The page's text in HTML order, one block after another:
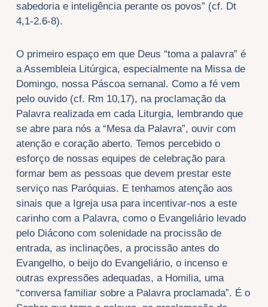
sabedoria e inteligência perante os povos” (cf. Dt
4,1-2.6-8).
O primeiro espaço em que Deus “toma a palavra” é
a Assembleia Litúrgica, especialmente na Missa de
Domingo, nossa Páscoa semanal. Como a fé vem
pelo ouvido (cf. Rm 10,17), na proclamação da
Palavra realizada em cada Liturgia, lembrando que
se abre para nós a “Mesa da Palavra”, ouvir com
atenção e coração aberto. Temos percebido o
esforço de nossas equipes de celebração para
formar bem as pessoas que devem prestar este
serviço nas Paróquias. E tenhamos atenção aos
sinais que a Igreja usa para incentivar-nos a este
carinho com a Palavra, como o Evangeliário levado
pelo Diácono com solenidade na procissão de
entrada, as inclinações, a procissão antes do
Evangelho, o beijo do Evangeliário, o incenso e
outras expressões adequadas, a Homilia, uma
“conversa familiar sobre a Palavra proclamada”. É o